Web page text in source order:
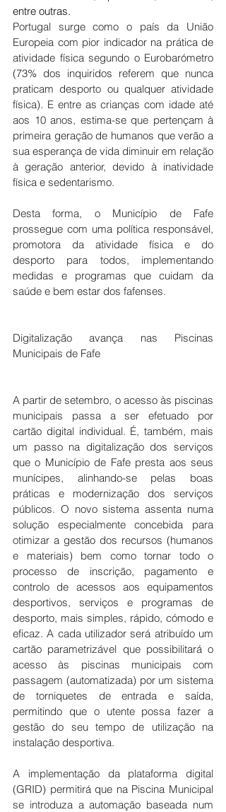
entre outras.
Portugal surge como o país da União
Europeia com pior indicador na prática de
atividade física segundo o Eurobarómetro
(73% dos inquiridos referem que nunca
praticam desporto ou qualquer atividade
física). E entre as crianças com idade até
aos 10 anos, estima-se que pertençam à
primeira geração de humanos que verão a
sua esperança de vida diminuir em relação
à geração anterior, devido à inatividade
física e sedentarismo.
Desta forma, o Município de Fafe
prossegue com uma política responsável,
promotora da atividade física e do
desporto para todos, implementando
medidas e programas que cuidam da
saúde e bem estar dos fafenses.
Digitalização avança nas Piscinas
Municipais de Fafe
A partir de setembro, o acesso às piscinas
municipais passa a ser efetuado por
cartão digital individual. É, também, mais
um passo na digitalização dos serviços
que o Município de Fafe presta aos seus
munícipes, alinhando-se pelas boas
práticas e modernização dos serviços
públicos. O novo sistema assenta numa
solução especialmente concebida para
otimizar a gestão dos recursos (humanos
e materiais) bem como tornar todo o
processo de inscrição, pagamento e
controlo de acessos aos equipamentos
desportivos, serviços e programas de
desporto, mais simples, rápido, cómodo e
eficaz. A cada utilizador será atribuído um
cartão parametrizável que possibilitará o
acesso às piscinas municipais com
passagem (automatizada) por um sistema
de torniquetes de entrada e saída,
permitindo que o utente possa fazer a
gestão do seu tempo de utilização na
instalação desportiva.
A implementação da plataforma digital
(GRID) permitirá que na Piscina Municipal
se introduza a automação baseada num